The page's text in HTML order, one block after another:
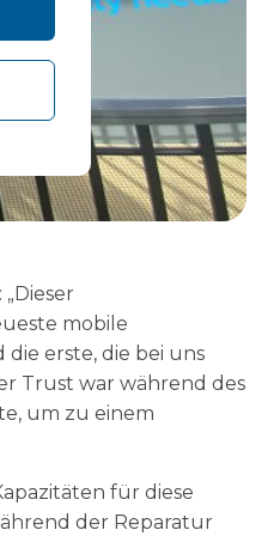
mobile
erste, die bei uns
Trust war während des
um zu einem
für diese
der Reparatur